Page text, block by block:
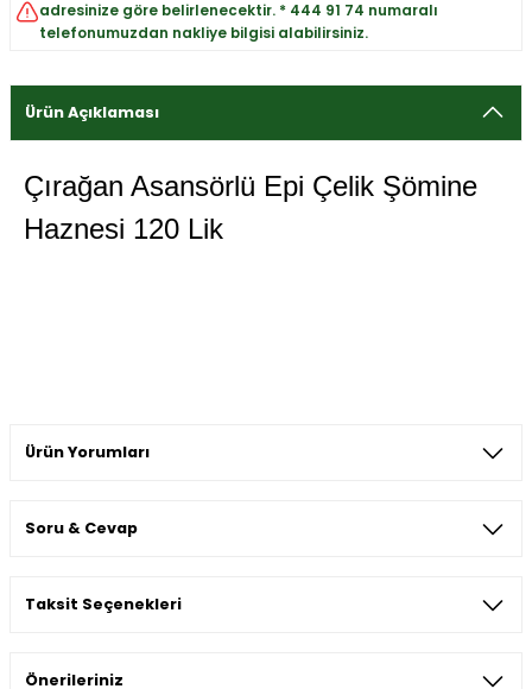
adresinize göre belirlenecektir. * 444 91 74 numaralı
telefonumuzdan nakliye bilgisi alabilirsiniz.
Ürün Açıklaması
Çırağan Asansörlü Epi Çelik Şömine
Haznesi 120 Lik
Ürün Yorumları
Soru & Cevap
Taksit Seçenekleri
Önerileriniz